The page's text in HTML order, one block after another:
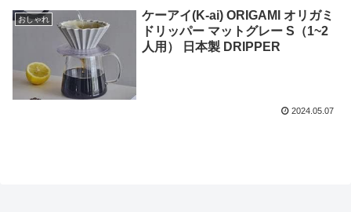
おしゃれ
ケーアイ(K-ai) ORIGAMI オリガミ
ドリッパー マットグレー S（1~2
人用） 日本製 DRIPPER
2024.05.07